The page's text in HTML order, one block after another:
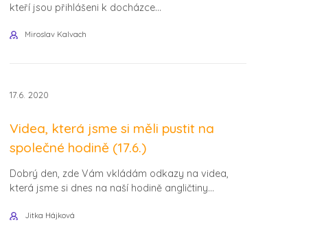
kteří jsou přihlášeni k docházce...
Miroslav Kalvach
17.6. 2020
Videa, která jsme si měli pustit na
společné hodině (17.6.)
Dobrý den, zde Vám vkládám odkazy na videa,
která jsme si dnes na naší hodině angličtiny...
Jitka Hájková